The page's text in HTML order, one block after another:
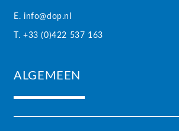
E. info@dop.nl
T. +33 (0)422 537 163
ALGEMEEN